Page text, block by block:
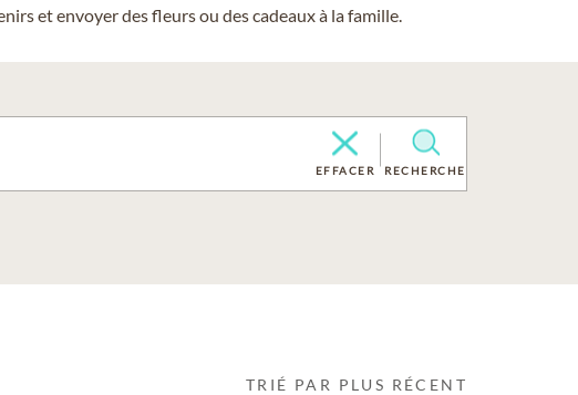
et envoyer des fleurs ou des cadeaux à la famille.
EFFACER RECHERCHE
TRIÉ PAR PLUS RÉCENT